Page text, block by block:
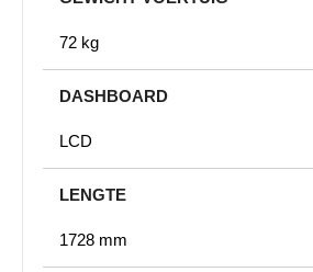
72 kg
DASHBOARD
LCD
LENGTE
1728 mm